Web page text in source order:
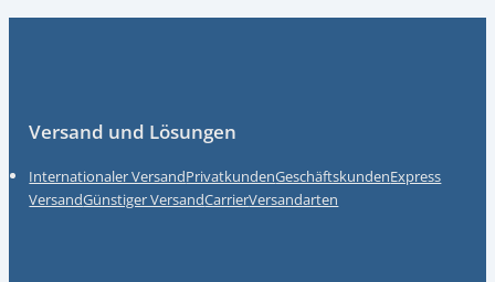
Versand und Lösungen
Internationaler VersandPrivatkundenGeschäftskundenExpress
VersandGünstiger VersandCarrierVersandarten